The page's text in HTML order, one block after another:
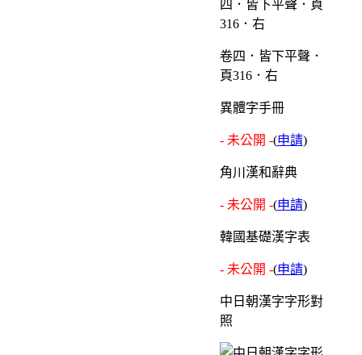
卷四．皆下平聲．
頁316．右
異體字手冊
- 未公開 -(申請)
角川漢和辭典
- 未公開 -(申請)
韓國基礎漢字表
- 未公開 -(申請)
中日朝漢字字形對
照